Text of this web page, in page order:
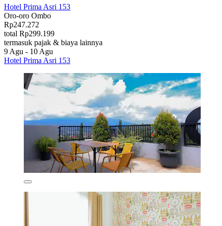
Hotel Prima Asri 153
Oro-oro Ombo
Rp247.272
total Rp299.199
termasuk pajak & biaya lainnya
9 Agu - 10 Agu
Hotel Prima Asri 153